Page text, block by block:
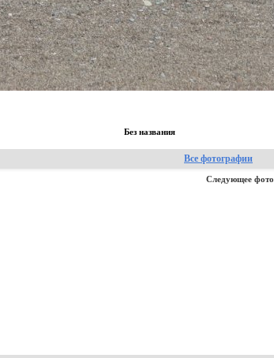
Без названия
Все фотографии
Следующее фото